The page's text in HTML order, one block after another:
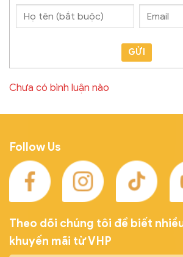
GỬI
Chưa có bình luận nào
Follow Us
Theo dõi chúng tôi để biết
khuyến mãi từ VHP